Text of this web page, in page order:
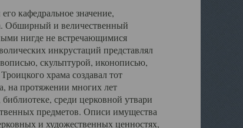
кафедральное значение,
Обширный и величественный
нигде не встречающимися
инкрустаций представлял
скульптурой, иконописью,
храма создавал тот
на протяжении многих лет
среди церковной утвари
предметов. Описи имущества
и художественных ценностях,